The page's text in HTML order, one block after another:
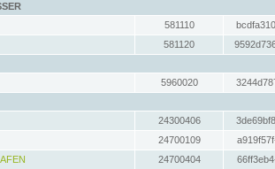
581110
581120
5960020
24300406
24700109
24700404